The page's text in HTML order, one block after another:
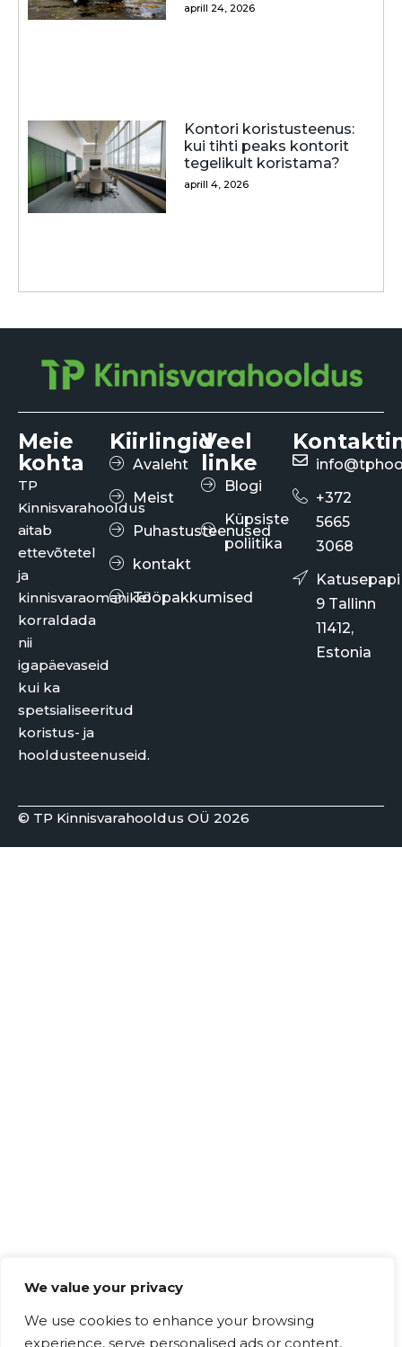
We value your privacy
We use cookies to enhance your browsing
experience, serve personalised ads or content,
aprill 24, 2026
Kontori koristusteenus:
kui tihti peaks kontorit
tegelikult koristama?
aprill 4, 2026
Meie
kohta
TP
Kinnisvarahooldus
aitab
ettevõtetel
ja
kinnisvaraomanikel
korraldada
nii
igapäevaseid
kui ka
spetsialiseeritud
koristus- ja
hooldusteenuseid.
Kiirlingid
Avaleht
Meist
Puhastusteenused
kontakt
Tööpakkumised
Veel
linke
Blogi
Küpsiste
poliitika
+372
5665
3068
Katusepapi
9 Tallinn
11412,
Estonia
© TP Kinnisvarahooldus OÜ 2026